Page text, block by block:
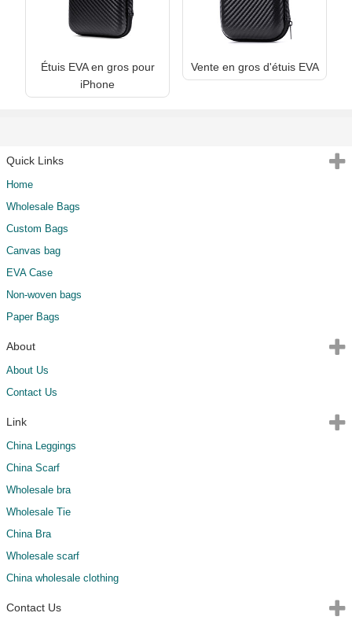
Étuis EVA en gros pour
iPhone
Vente en gros d'étuis EVA
Quick Links
Home
Wholesale Bags
Custom Bags
Canvas bag
EVA Case
Non-woven bags
Paper Bags
About
About Us
Contact Us
Link
China Leggings
China Scarf
Wholesale bra
Wholesale Tie
China Bra
Wholesale scarf
China wholesale clothing
Contact Us